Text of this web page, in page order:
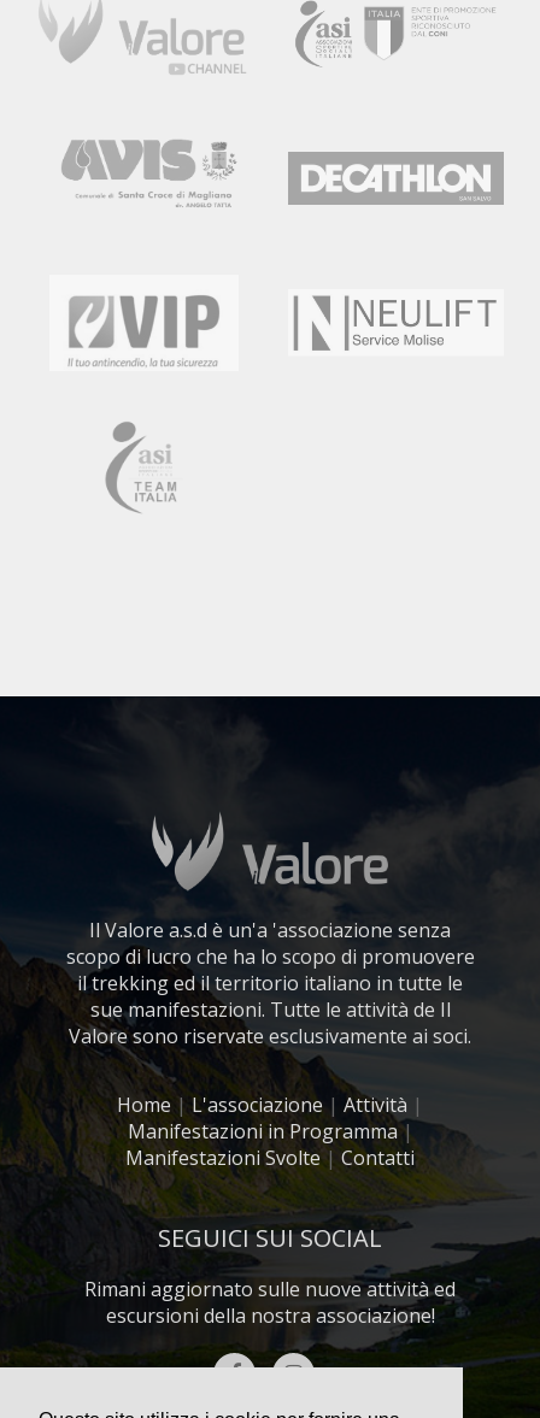
Il Valore a.s.d è un'a 'associazione senza
scopo di lucro che ha lo scopo di promuovere
il trekking ed il territorio italiano in tutte le
sue manifestazioni. Tutte le attività de Il
Valore sono riservate esclusivamente ai soci.
Home | L'associazione | Attività |
Manifestazioni in Programma|
Manifestazioni Svolte| Contatti
SEGUICI SUI SOCIAL
Rimani aggiornato sulle nuove attività ed
escursioni della nostra associazione!